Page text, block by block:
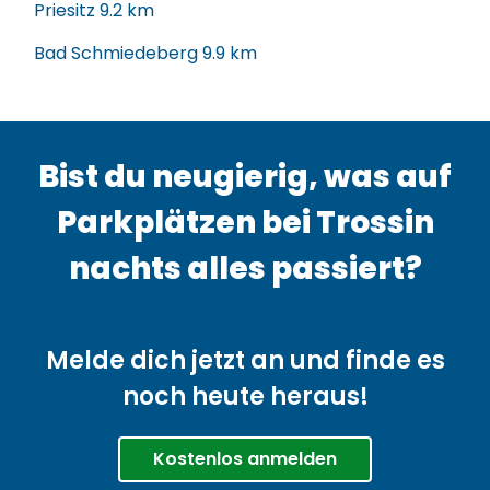
Priesitz 9.2 km
Bad Schmiedeberg9.9 km
Bist du neugierig, was auf
Parkplätzen bei Trossin
nachts alles passiert?
Melde dich jetzt an und finde es
noch heute heraus!
Kostenlos anmelden